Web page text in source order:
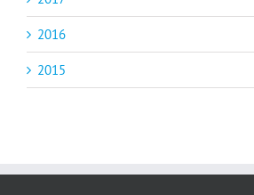
2016
2015